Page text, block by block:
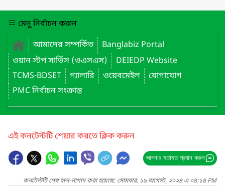
মেনু নির্বাচন করুন
আমাদের সম্পর্কিত
Banglabiz Portal
ওয়ান স্টপ সার্ভিস (ওএসএস)
DEIEDP Website
TCMS-BDSET
গ্যালারি ওয়েবমেইল
যোগাযোগ
PMC নির্বাচন সংক্রান্ত
এই কনটেন্টটি শেয়ার করতে ক্লিক করুন
আপনার মতামত প্রদান করুন
কনটেন্টটি শেষ হাল-নাগাদ করা হয়েছে: সোমবার, ১৯ আগস্ট, ২০২৪ এ ০৪:১৪ PM